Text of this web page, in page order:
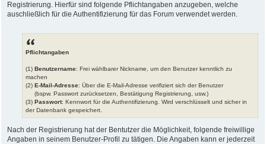
Registrierung. Hierfür sind folgende Pflichtangaben anzugeben, welche
auschließlich für die Authentifizierung für das Forum verwendet werden.
Pflichtangaben
(1) Benutzername: Frei wählbarer Nickname, um den Benutzer kenntlich zu
machen
(2) E-Mail-Adresse: Über die E-Mail-Adresse verifiziert sich der Benutzer
(bspw. Passwort zurücksetzen, Bestätigung Registrierung, usw.)
(3) Passwort: Kennwort für die Authentifizierung. Wird verschlüsselt und sicher in
der Datenbank gespeichert.
Nach der Registrierung hat der Bentutzer die Möglichkeit, folgende freiwillige
Angaben in seinem Benutzer-Profil zu tätigen. Die Angaben kann er jederzeit